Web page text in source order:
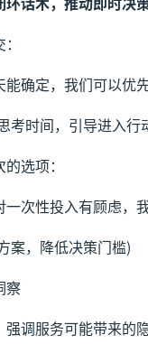
能确定，我们可以优
考时间，引导进入行
选项：
一次性投入有顾虑，
案，降低决策门槛)
察
调服务可能带来的